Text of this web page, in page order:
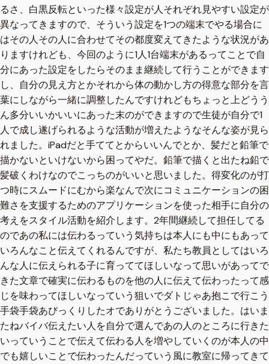
るさ、白黒反転といった様々設定が人それぞれ見やすい設定が
異なってきますので、そういう設定を1つの端末でやる場合に
はその人その人に合わせてその都度変えてきたような状況があ
りますけれども、今回のように1人1台端末があるってことで自
分にあった設定をしたらそのまま継続して行うことができます
し、自分の見え方とかそれから体の動かし方の得意な部分を言
葉にしながら一緒に調整したんですけれどもちょっと上どうう
ん多分いいかいいにあった末のができますので生徒が自分で1
人で成し遂げられるような活動が増えたようなそんな姿が見ら
れました。iPadだと手ててとからいいんでとか、髪だと鉛筆で
描かないといけないから困ってやだ。鉛筆で描くと出たね鉛で
髪破くわけなのでこっちのがいいと思いました。得変化のが打
つ時にスムードにむから楽なんで次にコミュニケーションの困
難さを支援するためのアプリケーションを使った相手に自分の
考えをスタイル活動を紹介します。2年間継続して担任してる
のであの私には伝わるっていう気持ちは本人にも中にもあって
いろんなこと伝えてくれるんですが、私たち教員としてはいろ
んな人に伝えられる子に育っててほしいなって思いがあってで
きた文章で確実に伝わるものを他の人に伝えて伝わったって感
じを味わってほしいなっていう狙いでダトじゃあ抱こで行こう
手袋手袋あびっくりしたオでありがとうございました。はいま
たねバイバ伝えたい人を自分で選んであの人のところに行きた
いっていうことで伝えて伝わる人を増やしていくのが本人の中
でも嬉しいことで伝わったんだっていう風に教室に帰ってきて